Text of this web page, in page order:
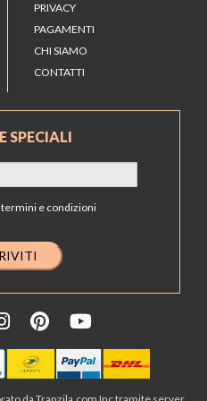
PRIVACY
PAGAMENTI
CHI SIAMO
CONTATTI
SPECIALI
termini e condizioni